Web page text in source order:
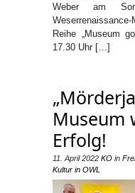
Weber am
Reihe „Museum
17.30 Uhr […]
Museum
Erfolg!
11. April 2022 KO in
Kultur in OWL